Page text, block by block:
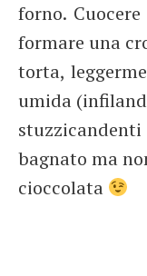
forno.
formare una
torta,
umida
bagnato ma
cioccolata